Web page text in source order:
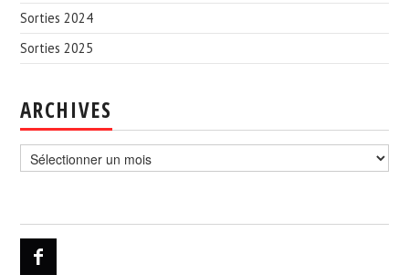
Sorties 2024
Sorties 2025
ARCHIVES